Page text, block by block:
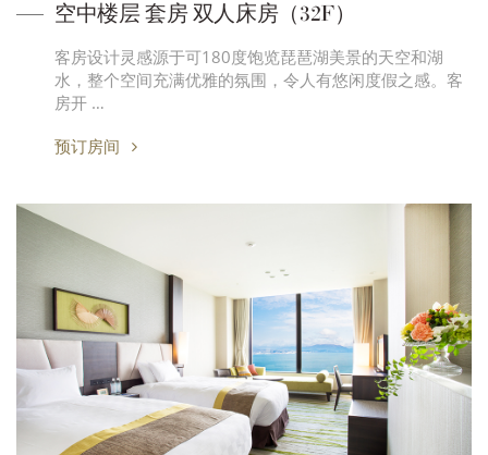
空中楼层 套房 双人床房（32F）
客房设计灵感源于可180度饱览琵琶湖美景的天空和湖
水，整个空间充满优雅的氛围，令人有悠闲度假之感。客
房开 …
预订房间